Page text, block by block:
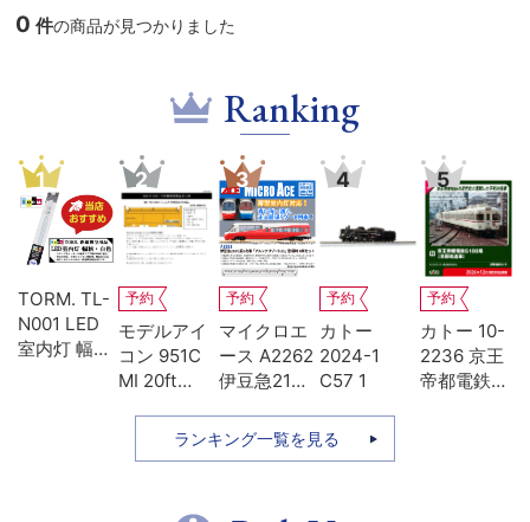
0 件の商品が見つかりました
Ranking
1
TORM. TL-
N001 LED
室内灯 幅狭
2
予約
モデルアイ
コン 951C
MI 20ft
3
予約
マイクロエ
ース A2262
伊豆急2100
ルファ・リ
ゾート21 登
4
予約
カトー
2024-1
C57 1
5
予約
カトー 10-
2236 京王
帝都電鉄
ランキング一覧を見る